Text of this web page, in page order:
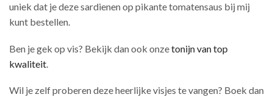
uniek dat je deze sardienen op pikante tomatensaus bij mij
kunt bestellen.
Ben je gek op vis? Bekijk dan ook onzetonijn van top
kwaliteit.
Wil je zelf proberen deze heerlijke visjes te vangen? Boek dan